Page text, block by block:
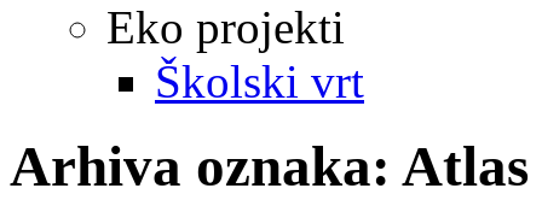
Eko projekti
Školski vrt
Arhiva oznaka: